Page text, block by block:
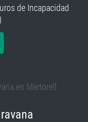
de Incapacidad